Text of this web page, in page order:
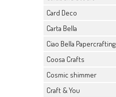
Card Deco
Carta Bella
Ciao Bella Papercrafting
Coosa Crafts
Cosmic shimmer
Craft & You